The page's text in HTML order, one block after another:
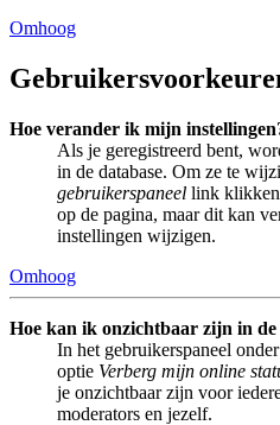
Omhoog
Hoe verander ik mijn
Als je geregistreerd bent,
in de database. Om ze te
gebruikerspaneel link klikken
op de pagina, maar dit kan
instellingen wijzigen.
Omhoog
Hoe kan ik onzichtbaar zijn in
In het gebruikerspaneel
optie Verberg mijn online
je onzichtbaar zijn voor
moderators en jezelf.